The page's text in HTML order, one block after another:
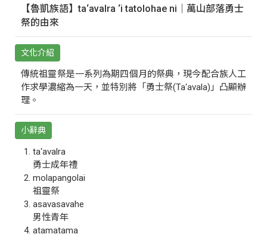
【魯凱族語】ta‘avalra ‘i tatolohae ni｜萬山部落勇士
祭的由來
文化介紹
傳統祖靈祭是一系列為期四個月的祭典，現今配合族人工
作求學濃縮為一天，並特別將「勇士祭(Ta‘avala)」凸顯辦
理。
小辭典
ta‘avalra
勇士成年禮
molapangolai
祖靈祭
asavasavahe
男性青年
atamatama